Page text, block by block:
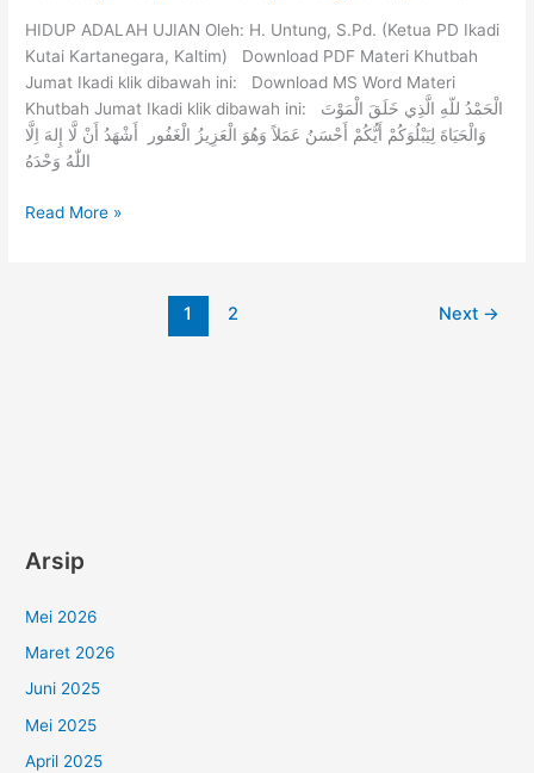
HIDUP ADALAH UJIAN Oleh: H. Untung, S.Pd. (Ketua PD Ikadi
Kutai Kartanegara, Kaltim) Download PDF Materi Khutbah
Jumat Ikadi klik dibawah ini: Download MS Word Materi
Khutbah Jumat Ikadi klik dibawah ini: الْحَمْدُ للّهِ الَّذِي خَلَقَ الْمَوْتَ
وَالْحَيَاةَ لِيَبْلُوَكُمْ أَيُّكُمْ أَحْسَنُ عَمَلاً وَهُوَ الْعَزِيزُ الْغَفُور أَشْهَدُ أَنْ لَّا إِلهَ اِلَّا
اللّٰهُ وَحْدَهُ
Read More »
1 2 Next →
Arsip
Mei 2026
Maret 2026
Juni 2025
Mei 2025
April 2025